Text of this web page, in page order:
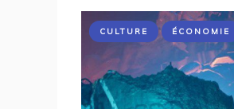
CULTURE ÉCONOMIE